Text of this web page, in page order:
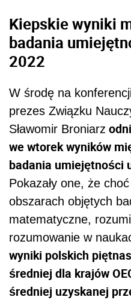
Kiepskie wyniki
badania
2022
W środę na
prezes Związku
Sławomir Broniarz
we wtorek wyników
badania umiejętności
Pokazały one, że
obszarach objętych
matematyczne,
rozumowanie w
wyniki polskich
średniej dla krajów
średniej uzyskanej